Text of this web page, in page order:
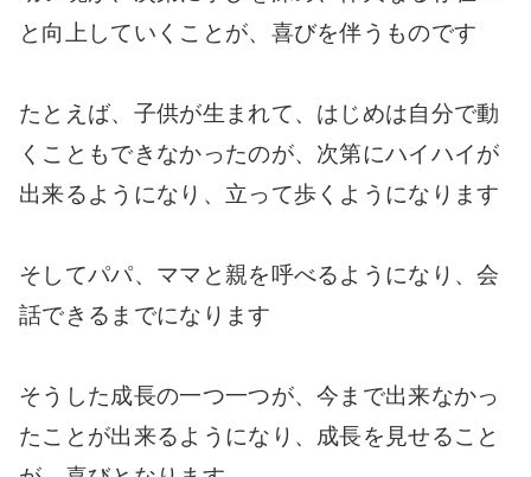
と向上していくことが、喜びを伴うものです
たとえば、子供が生まれて、はじめは自分で動
くこともできなかったのが、次第にハイハイが
出来るようになり、立って歩くようになります
そしてパパ、ママと親を呼べるようになり、会
話できるまでになります
そうした成長の一つ一つが、今まで出来なかっ
たことが出来るようになり、成長を見せること